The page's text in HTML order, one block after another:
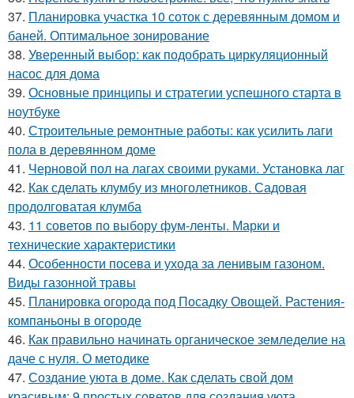
37. Планировка участка 10 соток с деревянным домом и
баней. Оптимальное зонирование
38. Уверенный выбор: как подобрать циркуляционный
насос для дома
39. Основные принципы и стратегии успешного старта в
ноутбуке
40. Строительные ремонтные работы: как усилить лаги
пола в деревянном доме
41. Черновой пол на лагах своими руками. Установка лаг
42. Как сделать клумбу из многолетников. Садовая
продолговатая клумба
43. 11 советов по выбору фум-ленты. Марки и
технические характеристики
44. Особенности посева и ухода за ленивым газоном.
Виды газонной травы
45. Планировка огорода под Посадку Овощей. Растения-
компаньоны в огороде
46. Как правильно начинать органическое земледелие на
даче с нуля. О методике
47. Создание уюта в доме. Как сделать свой дом